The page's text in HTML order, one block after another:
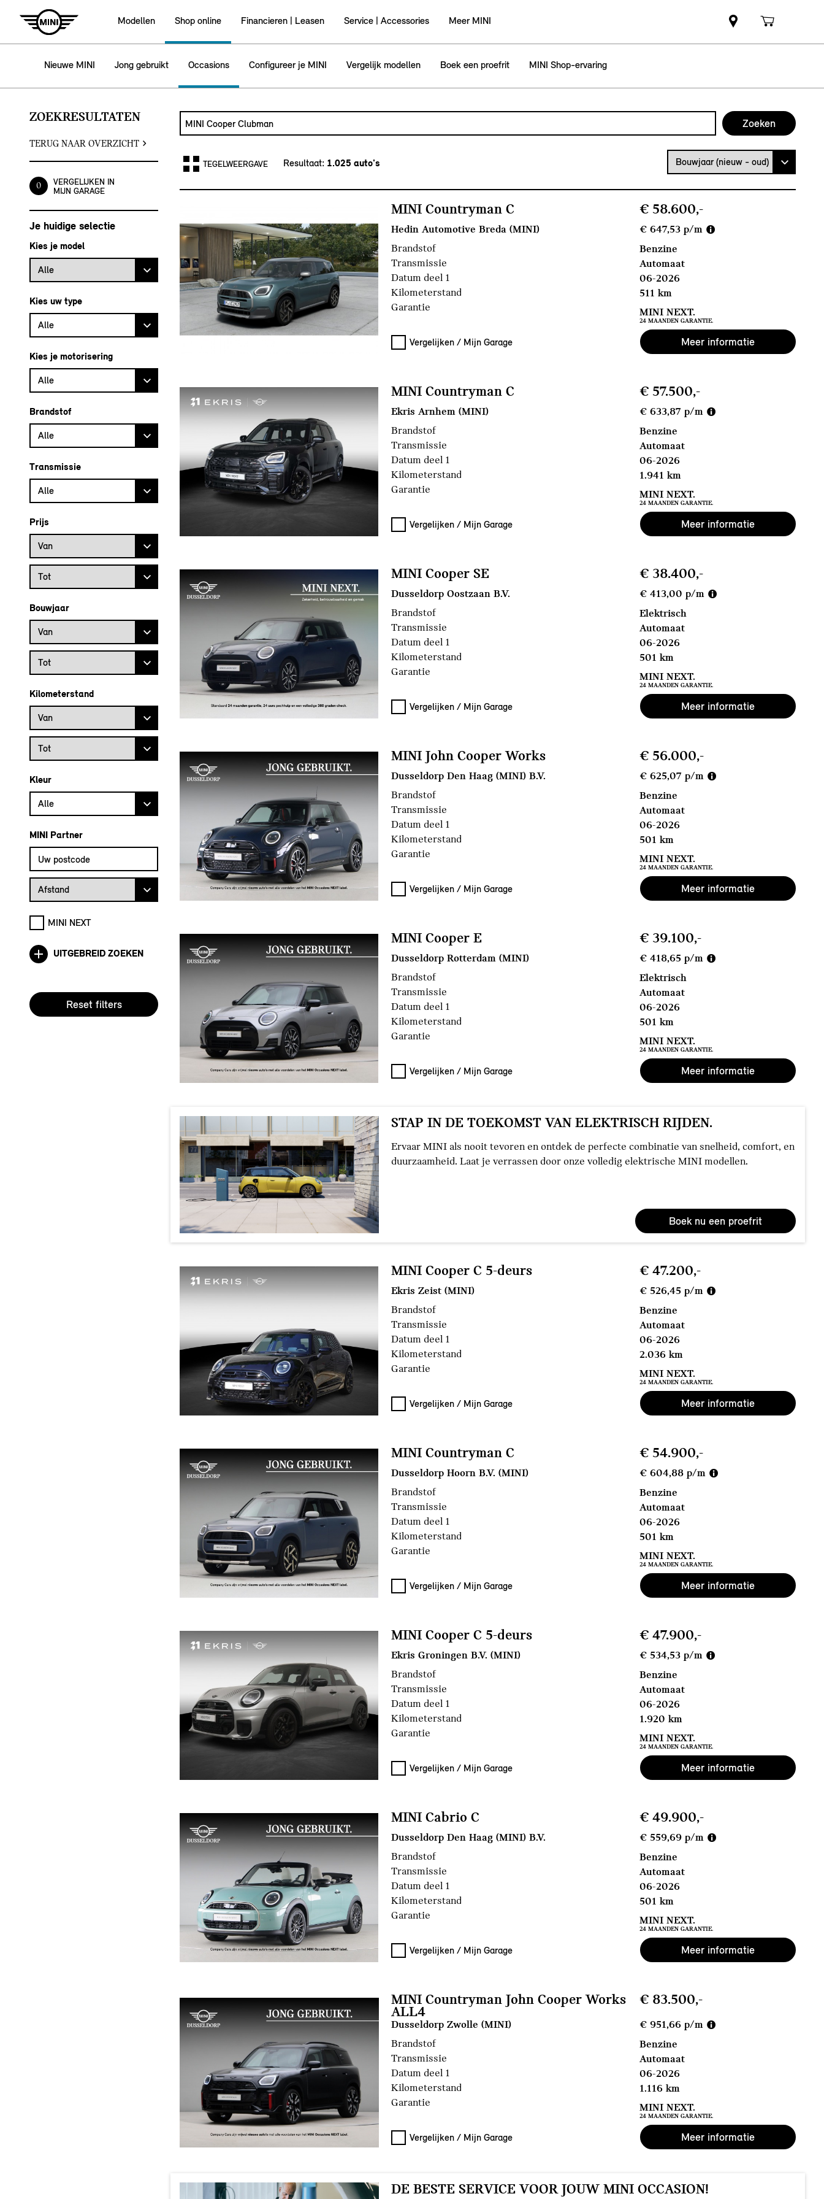
Modellen Shop online Financieren | Leasen Service | Accessories Meer MINI
Nieuwe MINI Jong gebruikt Occasions Configureer je MINI Vergelijk modellen Boek een proefrit MINI Shop-ervaring
ZOEKRESULTATEN
TERUG NAAR OVERZICHT
0
VERGELIJKEN IN
MIJN GARAGE
Je huidige selectie
Kies je model
Alle
Kies uw type
Alle
Kies je motorisering
Alle
Brandstof
Alle
Transmissie
Alle
Prijs
Prijs vanaf
Van
Prijs tot
Tot
Bouwjaar
Bouwjaar vanaf
Van
Bouwjaar tot
Tot
Kilometerstand
Kilometerstand vanaf
Van
Kilometerstand tot
Tot
Kleur
Alle
MINI Partner
Vul uw postcode in om de dichtstbijzijnde MINI dealer te vinden
Afstand van uw postcode tot de MINI Dealer
Afstand
MINI NEXT
UITGEBREID ZOEKEN
Reset filters
Zoek naar een automodel, bijvoorbeeld MINI Cooper Clubman
TEGELWEERGAVE Resultaat: Bouwjaar (nieuw - oud)
MINI Countryman C € 58.600,-
Hedin Automotive Breda (MINI) € 647,53 p/m
Brandstof Benzine
Transmissie Automaat
Datum deel 1 06-2026
Kilometerstand 511 km
Garantie MINI NEXT.
24 MAANDEN GARANTIE.
Vergelijken / Mijn Garage Meer informatie
MINI Countryman C € 57.500,-
Ekris Arnhem (MINI) € 633,87 p/m
Brandstof Benzine
Transmissie Automaat
Datum deel 1 06-2026
Kilometerstand 1.941 km
Garantie MINI NEXT.
24 MAANDEN GARANTIE.
Vergelijken / Mijn Garage Meer informatie
MINI Cooper SE € 38.400,-
Dusseldorp Oostzaan B.V. € 413,00 p/m
Brandstof Elektrisch
Transmissie Automaat
Datum deel 1 06-2026
Kilometerstand 501 km
Garantie MINI NEXT.
24 MAANDEN GARANTIE.
Vergelijken / Mijn Garage Meer informatie
MINI John Cooper Works € 56.000,-
Dusseldorp Den Haag (MINI) B.V. € 625,07 p/m
Brandstof Benzine
Transmissie Automaat
Datum deel 1 06-2026
Kilometerstand 501 km
Garantie MINI NEXT.
24 MAANDEN GARANTIE.
Vergelijken / Mijn Garage Meer informatie
MINI Cooper E € 39.100,-
Dusseldorp Rotterdam (MINI) € 418,65 p/m
Brandstof Elektrisch
Transmissie Automaat
Datum deel 1 06-2026
Kilometerstand 501 km
Garantie MINI NEXT.
24 MAANDEN GARANTIE.
Vergelijken / Mijn Garage Meer informatie
STAP IN DE TOEKOMST VAN ELEKTRISCH RIJDEN.
Ervaar MINI als nooit tevoren en ontdek de perfecte combinatie van snelheid, comfort, en
duurzaamheid. Laat je verrassen door onze volledig elektrische MINI modellen.
Boek nu een proefrit
MINI Cooper C 5-deurs € 47.200,-
Ekris Zeist (MINI) € 526,45 p/m
Brandstof Benzine
Transmissie Automaat
Datum deel 1 06-2026
Kilometerstand 2.036 km
Garantie MINI NEXT.
24 MAANDEN GARANTIE.
Vergelijken / Mijn Garage Meer informatie
MINI Countryman C € 54.900,-
Dusseldorp Hoorn B.V. (MINI) € 604,88 p/m
Brandstof Benzine
Transmissie Automaat
Datum deel 1 06-2026
Kilometerstand 501 km
Garantie MINI NEXT.
24 MAANDEN GARANTIE.
Vergelijken / Mijn Garage Meer informatie
MINI Cooper C 5-deurs € 47.900,-
Ekris Groningen B.V. (MINI) € 534,53 p/m
Brandstof Benzine
Transmissie Automaat
Datum deel 1 06-2026
Kilometerstand 1.920 km
Garantie MINI NEXT.
24 MAANDEN GARANTIE.
Vergelijken / Mijn Garage Meer informatie
MINI Cabrio C € 49.900,-
Dusseldorp Den Haag (MINI) B.V. € 559,69 p/m
Brandstof Benzine
Transmissie Automaat
Datum deel 1 06-2026
Kilometerstand 501 km
Garantie MINI NEXT.
24 MAANDEN GARANTIE.
Vergelijken / Mijn Garage Meer informatie
MINI Countryman John Cooper Works
ALL4
€ 83.500,-
Dusseldorp Zwolle (MINI) € 951,66 p/m
Brandstof Benzine
Transmissie Automaat
Datum deel 1 06-2026
Kilometerstand 1.116 km
Garantie MINI NEXT.
24 MAANDEN GARANTIE.
Vergelijken / Mijn Garage Meer informatie
DE BESTE SERVICE VOOR JOUW MINI OCCASION!